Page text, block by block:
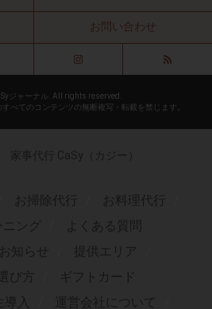
お問い合わせ
ジャーナル. All rights reserved.
べてのコンテンツの無断複写・転載を禁じます。
家事代行 CaSy（カジー）
お掃除代行
お料理代行
ング
よくある質問
お知らせ
提供エリア
び方
ギフトカード
導入
運営会社について